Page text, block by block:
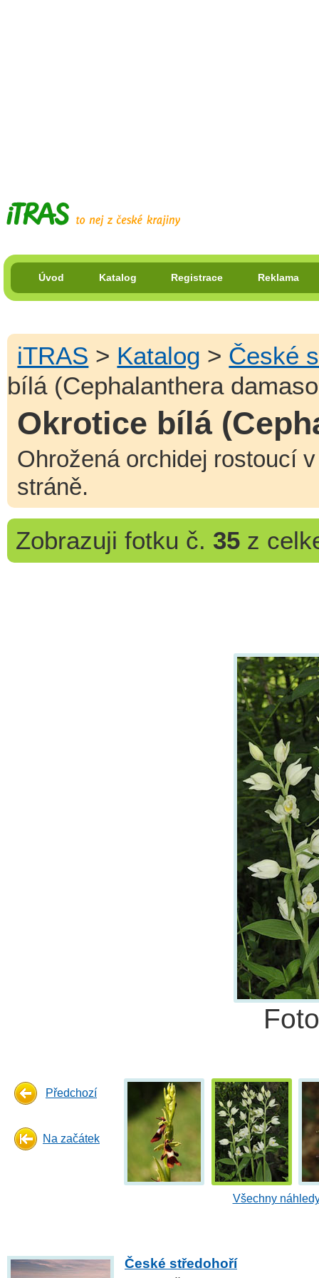
Úvod Katalog Registrace Reklama
iTRAS > Katalog > České
bílá (Cephalanthera
Okrotice bílá
Ohrožená orchidej rostoucí
stráně.
Zobrazuji fotku č. 35z
Předchozí
Na začátek
Všechny
České středohoří